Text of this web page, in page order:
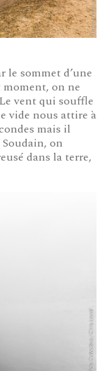
le sommet d’une
on ne
vent qui souffle
vide nous attire à
mais il
on
dans la terre,